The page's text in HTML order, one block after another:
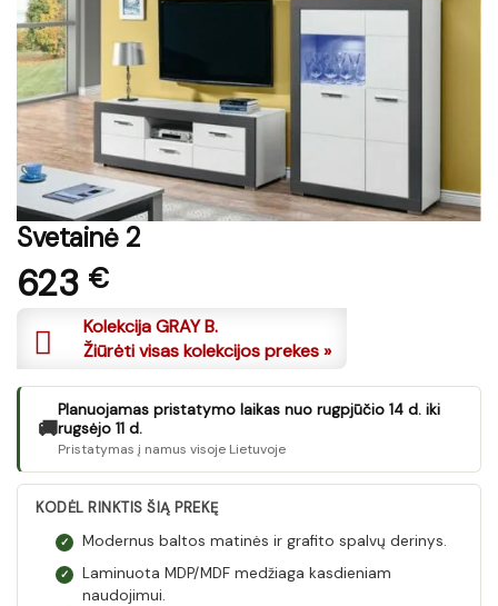
Svetainė 2
623 €
Kolekcija GRAY B.
Žiūrėti visas kolekcijos prekes »
🚚
Planuojamas pristatymo laikas nuo rugpjūčio 14 d. iki
rugsėjo 11 d.
Pristatymas į namus visoje Lietuvoje
KODĖL RINKTIS ŠIĄ PREKĘ
✓ Modernus baltos matinės ir grafito spalvų derinys.
✓
Laminuota MDP/MDF medžiaga kasdieniam
naudojimui.